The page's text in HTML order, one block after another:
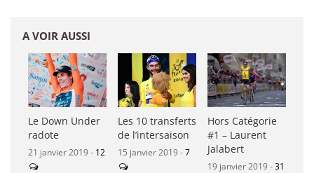
A VOIR AUSSI
Le Down Under
radote
21 janvier 2019 - 12
Les 10 transferts
de l’intersaison
15 janvier 2019 -7
Hors Catégorie
#1 – Laurent
Jalabert
19 janvier 2019 -31